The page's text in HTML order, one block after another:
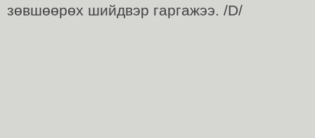
зөвшөөрөх шийдвэр гаргажээ. /D/